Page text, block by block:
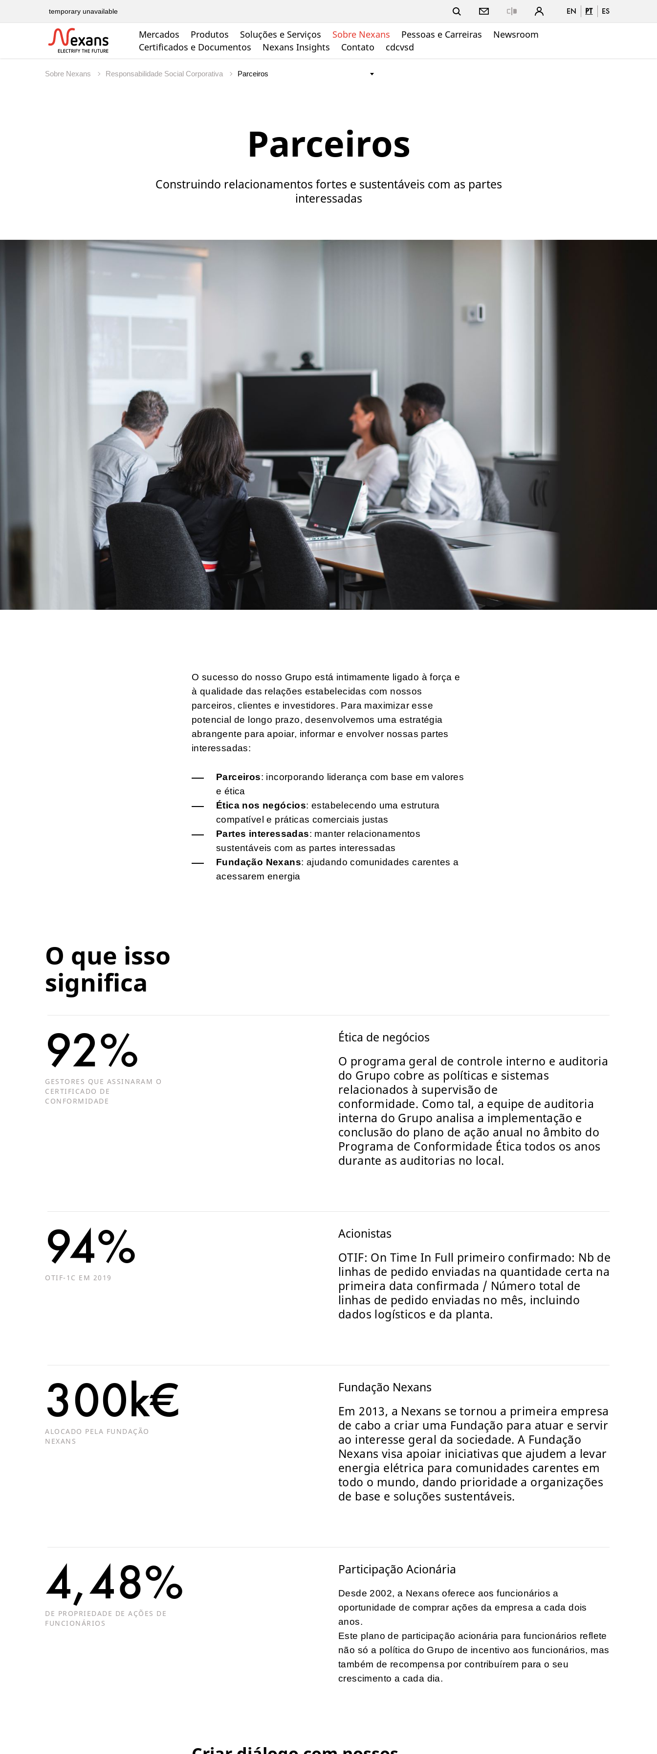
temporary unavailable EN PT ES
Mercados Produtos Soluções e Serviços Sobre Nexans Pessoas e Carreiras
Newsroom
Certificados e Documentos
Nexans Insights Contato cdcvsd
Sobre Nexans Responsabilidade Social Corporativa
Parceiros
Construindo relacionamentos fortes e sustentáveis com as partes
interessadas
O sucesso do nosso Grupo está intimamente ligado à força e
à qualidade das relações estabelecidas com nossos
parceiros, clientes e investidores. Para maximizar esse
potencial de longo prazo, desenvolvemos uma estratégia
abrangente para apoiar, informar e envolver nossas partes
interessadas:
Parceiros: incorporando liderança com base em valores
e ética
Ética nos negócios: estabelecendo uma estrutura
compatível e práticas comerciais justas
Partes interessadas: manter relacionamentos
sustentáveis ​​com as partes interessadas
Fundação Nexans: ajudando comunidades carentes a
acessarem energia
O que isso
significa
92%
GESTORES QUE ASSINARAM O
CERTIFICADO DE
CONFORMIDADE
Ética de negócios
O programa geral de controle interno e auditoria
do Grupo cobre as políticas e sistemas
relacionados à supervisão de
conformidade. Como tal, a equipe de auditoria
interna do Grupo analisa a implementação e
conclusão do plano de ação anual no âmbito do
Programa de Conformidade Ética todos os anos
durante as auditorias no local.
94%
OTIF-1C EM 2019
Acionistas
OTIF: On Time In Full primeiro confirmado: Nb de
linhas de pedido enviadas na quantidade certa na
primeira data confirmada / Número total de
linhas de pedido enviadas no mês, incluindo
dados logísticos e da planta.
300k€
ALOCADO PELA FUNDAÇÃO
NEXANS
Fundação Nexans
Em 2013, a Nexans se tornou a primeira empresa
de cabo a criar uma Fundação para atuar e servir
ao interesse geral da sociedade. A Fundação
Nexans visa apoiar iniciativas que ajudem a levar
energia elétrica para comunidades carentes em
todo o mundo, dando prioridade a organizações
de base e soluções sustentáveis.
4,48%
DE PROPRIEDADE DE AÇÕES DE
FUNCIONÁRIOS
Participação Acionária
Desde 2002, a Nexans oferece aos funcionários a
oportunidade de comprar ações da empresa a cada dois
anos.
Este plano de participação acionária para funcionários reflete
não só a política do Grupo de incentivo aos funcionários, mas
também de recompensa por contribuírem para o seu
crescimento a cada dia.